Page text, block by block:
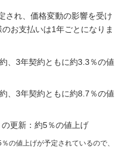
され、価格変動の影響を受け
お支払いは1年ごとになりま
、3年契約ともに約3.3％の値
、3年契約ともに約8.7％の値
更新：約5％の値上げ
の値上げが予定されているので、